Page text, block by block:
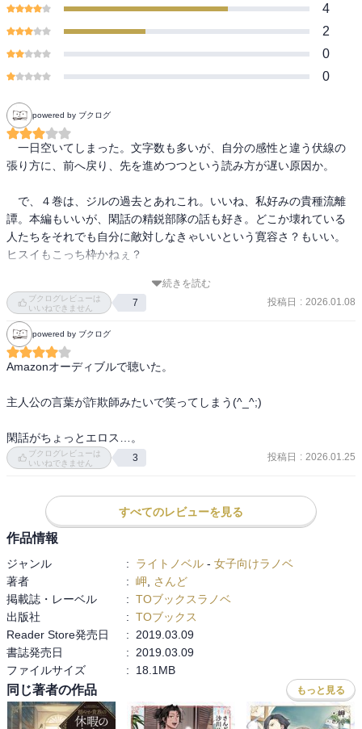
4
2
0
0
powered by ブクログ
一日空いてしまった。文字数も多いが、自分の感性と違う伏線の
張り方に、前へ戻り、先を進めつつという読み方が遅い原因か。
で、４巻は、ジルの過去とあれこれ。いいね、私好みの貴種流離
譚。本編もいいが、閑話の精鋭部隊の話も好き。どこか壊れている
人たちをそれでも自分に敵対しなきゃいいという寛容さ？もいい。
ヒスイもこっち枠かねぇ？
どうでもいいことだが、最近気になっている表現がある。この巻
だと217ページの後ろから二行目。『許されない』って何？
誰が誰に許されないのか？いや、言いたい意味はわかるのだ。世
間一般から見るとおかしい、とか、自分の中の標準からするとそれ
ではダメだとか、そういう意味ではないかと思う。が、私は使わな
の事だとは思うが…
さて、５巻に入る前に、図書館から借りて来た本を読んでしまわ
ねば。
続きを読む
ブクログレビューは
いいねできません
7 投稿日 : 2026.01.08
powered by ブクログ
Amazonオーディブルで聴いた。
主人公の言葉が詐欺師みたいで笑ってしまう(^_^;)
閑話がちょっとエロス…。
ブクログレビューは
いいねできません
3 投稿日 : 2026.01.25
すべてのレビューを見る
作品情報
ジャンル : ライトノベル - 女子向けラノベ
著者
: 岬
さんど
掲載誌・レーベル
: TOブックスラノベ
出版社
: TOブックス
Reader Store発売日
:
2019.03.09
書誌発売日
:
2019.03.09
ファイルサイズ
: 18.1MB
同じ著者の作品 もっと見る